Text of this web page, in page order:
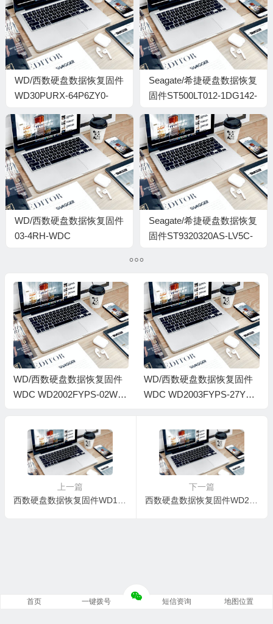
WD/西数硬盘数据恢复固件
WD30PURX-64P6ZY0-
WMC4N0KAMNK0-
00150001-H6-1740
Seagate/希捷硬盘数据恢复
固件ST500LT012-1DG142-
WD/西数硬盘数据恢复固件
03-4RH-WDC
WX72D40KTEF8-
0093004R-2700
Seagate/希捷硬盘数据恢复
固件ST9320320AS-LV5C-
WD/西数硬盘数据恢复固件
WDC WD2002FYPS-02W3B
WD/西数硬盘数据恢复固件
WDC WD2003FYPS-27Y2B
上一篇
西数硬盘数据恢复固件WD15EARS-00Z5B1-80.00A80-WD-WMAVU1547551-008000CM
下一篇
西数硬盘数据恢复固件WD20EARS-19MVB0-01.00A01-WD-WMAVY0095505-00050009
首页 一键拨号 短信资询 地图位置